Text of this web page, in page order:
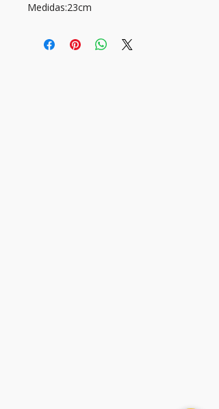
Medidas:23cm